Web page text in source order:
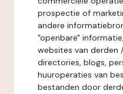
prospectie of
andere
"openbare"
websites van derden
directories, blogs,
huuroperaties van
bestanden door